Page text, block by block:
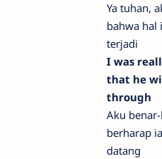
Ya tuhan,
bahwa hal
terjadi
I was
that he
through
Aku
berharap
datang